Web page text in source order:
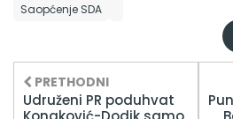
Saopćenje SDA
PRETHODNI
Udruženi PR poduhvat